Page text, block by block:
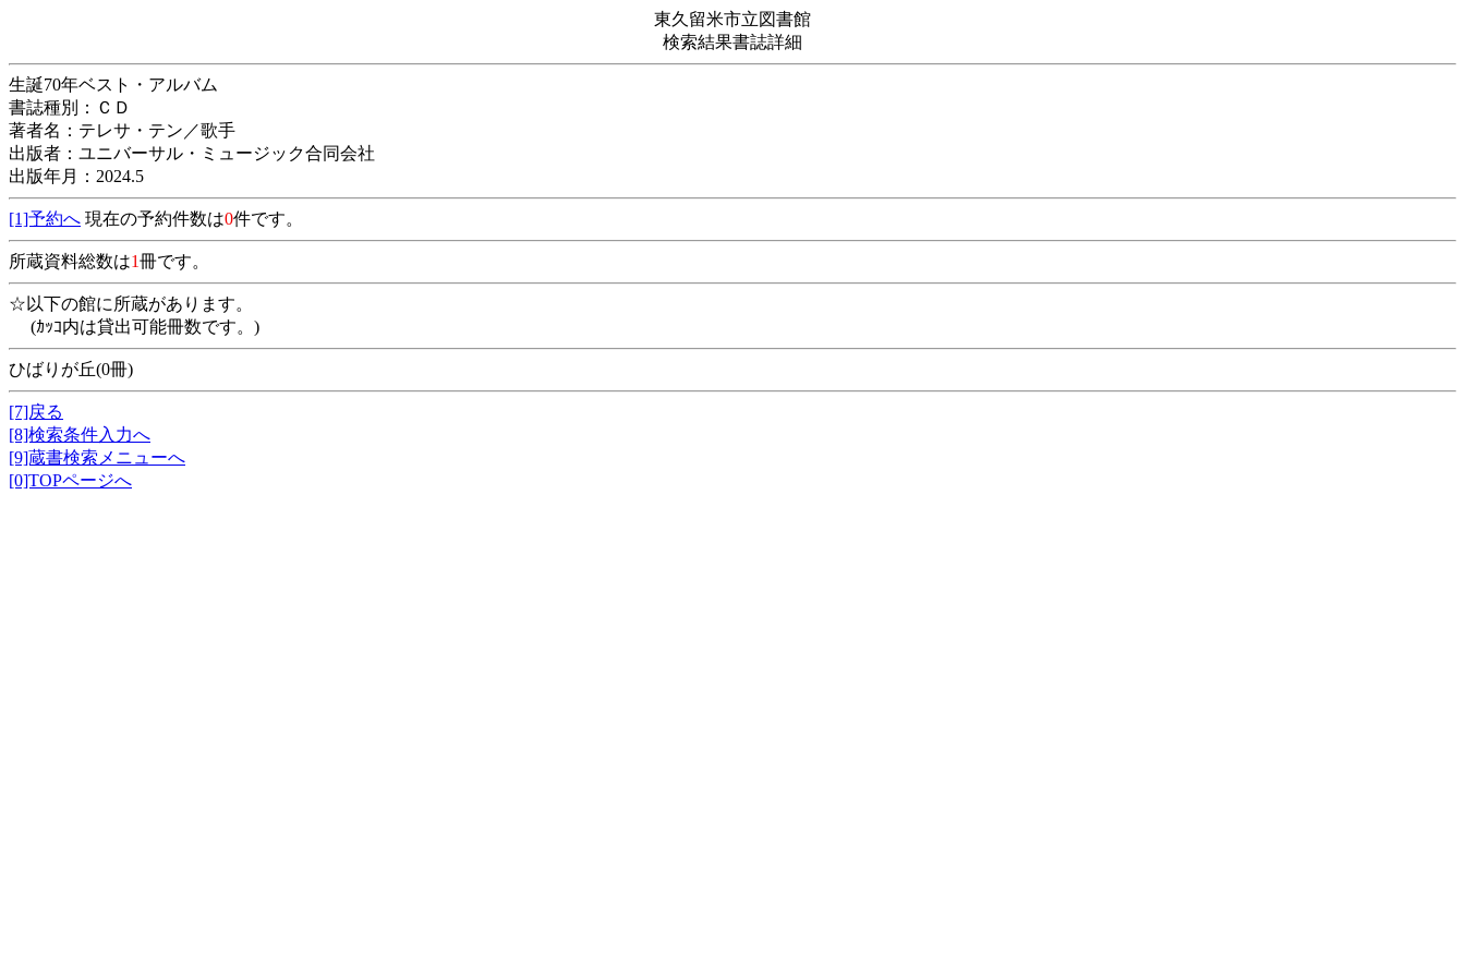
東久留米市立図書館
検索結果書誌詳細
生誕70年ベスト・アルバム
書誌種別：ＣＤ
著者名：テレサ・テン／歌手
出版者：ユニバーサル・ミュージック合同会社
出版年月：2024.5
[1]予約へ 現在の予約件数は0件です。
所蔵資料総数は1冊です。
☆以下の館に所蔵があります。
(ｶｯｺ内は貸出可能冊数です。)
ひばりが丘(0冊)
[7]戻る
[8]検索条件入力へ
[9]蔵書検索メニューへ
[0]TOPページへ